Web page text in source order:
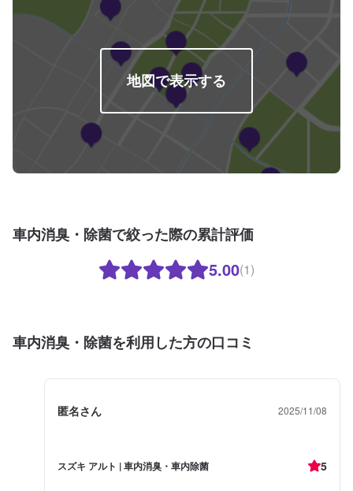
地図で表示する
車内消臭・除菌で絞った際の累計評価
5.00(1)
車内消臭・除菌を利用した方の口コミ
匿名さん 2025/11/08
スズキ アルト | 車内消臭・車内除菌 5